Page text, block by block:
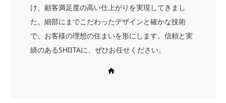
け、顧客満足度の高い仕上がりを実現してきまし
た。細部にまでこだわったデザインと確かな技術
で、お客様の理想の住まいを形にします。信頼と実
績のあるSHIITAに、ぜひお任せください。